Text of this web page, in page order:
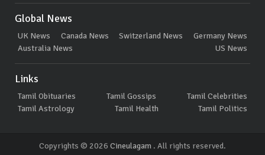
Global News
UK News Canada News Switzerland News
Germany News
Australia News
US News
Links
Tamil Obituaries Tamil Gossips
Tamil Celebrities
Tamil Astrology
Tamil Health Tamil Politics
Copyrights © 2026 Cineulagam . All rights reserved.